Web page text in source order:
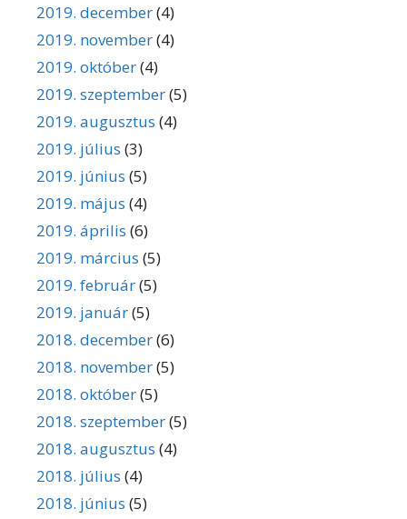
2019. december(4)
2019. november(4)
2019. október(4)
2019. szeptember(5)
2019. augusztus (4)
2019. július (3)
2019. június (5)
2019. május (4)
2019. április (6)
2019. március (5)
2019. február(5)
2019. január(5)
2018. december(6)
2018. november(5)
2018. október(5)
2018. szeptember(5)
2018. augusztus (4)
2018. július (4)
2018. június (5)